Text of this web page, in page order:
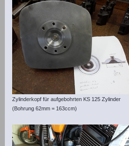
Zylinderkopf für aufgebohrten KS 125 Zylinder
(Bohrung 62mm = 163ccm)